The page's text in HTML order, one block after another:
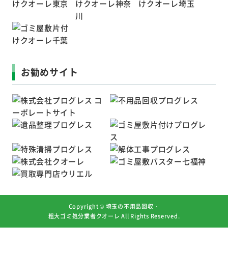
お勧めサイト
Copyright © 埼玉の不用品回収・
粗大ゴミ処分業者クオーレ All Rights Reserved.